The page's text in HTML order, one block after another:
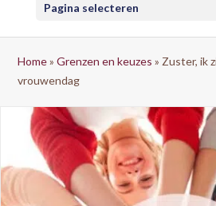
Pagina selecteren
Home»Grenzen en keuzes » Zuster, ik
vrouwendag